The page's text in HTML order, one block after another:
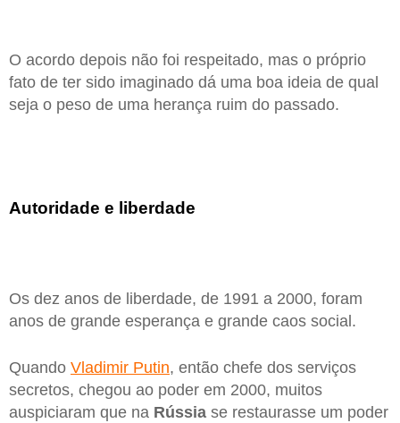
O acordo depois não foi respeitado, mas o próprio
fato de ter sido imaginado dá uma boa ideia de qual
seja o peso de uma herança ruim do passado.
Autoridade e liberdade
Os dez anos de liberdade, de 1991 a 2000, foram
anos de grande esperança e grande caos social.
Quando Vladimir Putin, então chefe dos serviços
secretos, chegou ao poder em 2000, muitos
auspiciaram que na Rússia se restaurasse um poder